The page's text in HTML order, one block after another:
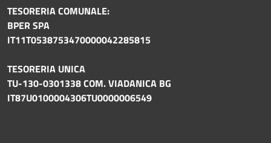
TESORERIA COMUNALE:
BPER SPA
IT11T0538753470000042285815
TESORERIA UNICA
TU-130-0301338 COM. VIADANICA BG
IT87U0100004306TU0000006549